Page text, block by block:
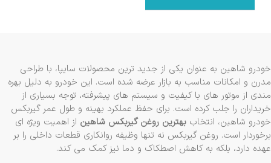
شاهین به عنوان یکی از جدید ترین محصولات سایپا، با طراحی
و امکانات مناسب به بازار عرضه شده است. این خودرو به دلیل بهره
از موتور های با کیفیت و سیستم‌ های پیشرفته، توجه بسیاری از
را جلب کرده است. برای حفظ عملکرد بهینه و طول عمر گیربکس
شاهین، انتخاببهترین روغن گیربکس شاهیناز اهمیت ویژه ‌ای
است. روغن گیربکس نه تنها وظیفه روانکاری قطعات داخلی را بر
دارد، بلکه به کاهش اصطکاک و دما نیز کمک می‌ کند.